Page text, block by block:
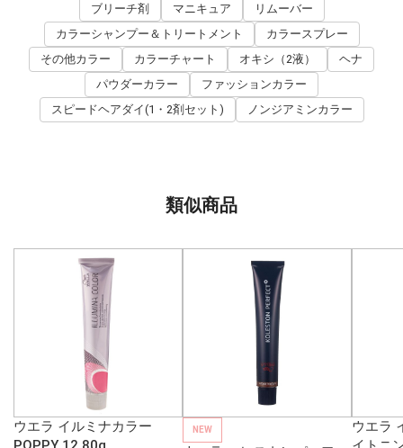
ブリーチ剤 マニキュア
リムーバー
カラーシャンプー＆トリートメント
カラースプレー
その他カラー
カラーチャート オキシ（2液）
ヘナ
パウダーカラー
ファッションカラー
スピードヘアダイ(1・2剤セット)
ノンジアミンカラー
類似商品
ウエラ イルミナカラー
NEW
ウエラ